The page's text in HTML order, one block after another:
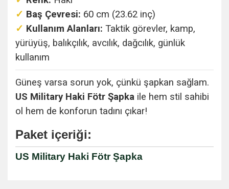
✓ Baş Çevresi: 60 cm (23.62 inç)
✓ Kullanım Alanları: Taktik görevler, kamp,
yürüyüş, balıkçılık, avcılık, dağcılık, günlük
kullanım
Güneş varsa sorun yok, çünkü şapkan sağlam.
US Military Haki Fötr Şapka ile hem stil sahibi
ol hem de konforun tadını çıkar!
Paket içeriği:
US Military Haki Fötr Şapka